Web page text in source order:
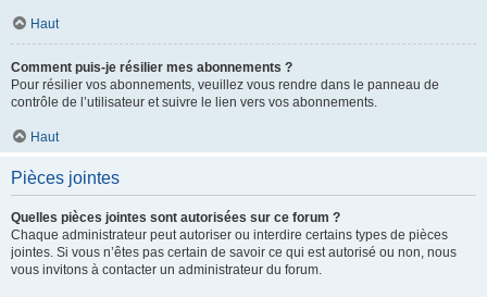
Haut
Comment puis-je résilier mes abonnements ?
Pour résilier vos abonnements, veuillez vous rendre dans le panneau de
contrôle de l’utilisateur et suivre le lien vers vos abonnements.
Haut
Pièces jointes
Quelles pièces jointes sont autorisées sur ce forum ?
Chaque administrateur peut autoriser ou interdire certains types de pièces
jointes. Si vous n’êtes pas certain de savoir ce qui est autorisé ou non, nous
vous invitons à contacter un administrateur du forum.